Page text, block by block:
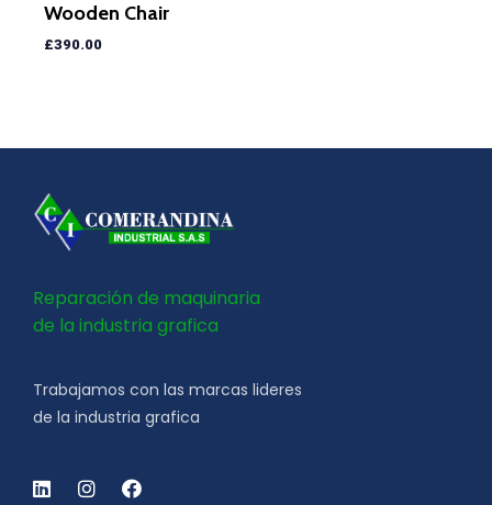
Wooden Chair
£390.00
Reparación de maquinaria
de la industria grafica
Trabajamos con las marcas lideres
de la industria grafica